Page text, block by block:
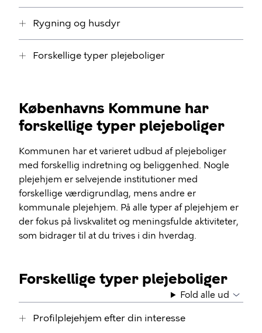
Rygning og husdyr
Forskellige typer plejeboliger
Københavns Kommune har
forskellige typer plejeboliger
Kommunen har et varieret udbud af plejeboliger
med forskellig indretning og beliggenhed. Nogle
plejehjem er selvejende institutioner med
forskellige værdigrundlag, mens andre er
kommunale plejehjem. På alle typer af plejehjem er
der fokus på livskvalitet og meningsfulde aktiviteter,
som bidrager til at du trives i din hverdag.
Forskellige typer plejeboliger
Fold alle ud
Profilplejehjem efter din interesse